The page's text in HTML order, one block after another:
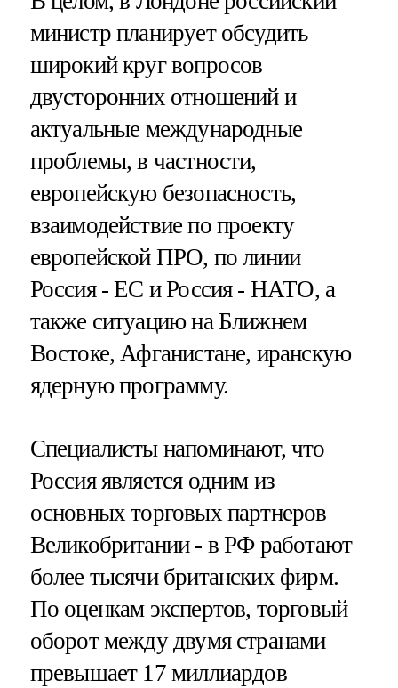
министр планирует обсудить
широкий круг вопросов
двусторонних отношений и
актуальные международные
проблемы, в частности,
европейскую безопасность,
взаимодействие по проекту
европейской ПРО, по линии
Россия - ЕС и Россия - НАТО, а
также ситуацию на Ближнем
Востоке, Афганистане, иранскую
ядерную программу.
Специалисты напоминают, что
Россия является одним из
основных торговых партнеров
Великобритании - в РФ работают
более тысячи британских фирм.
По оценкам экспертов, торговый
оборот между двумя странами
превышает 17 миллиардов